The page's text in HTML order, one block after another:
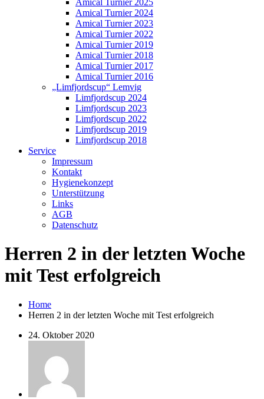
Amical Turnier 2025
Amical Turnier 2024
Amical Turnier 2023
Amical Turnier 2022
Amical Turnier 2019
Amical Turnier 2018
Amical Turnier 2017
Amical Turnier 2016
„Limfjordscup“ Lemvig
Limfjordscup 2024
Limfjordscup 2023
Limfjordscup 2022
Limfjordscup 2019
Limfjordscup 2018
Service
Impressum
Kontakt
Hygienekonzept
Unterstützung
Links
AGB
Datenschutz
Herren 2 in der letzten Woche
mit Test erfolgreich
Home
Herren 2 in der letzten Woche mit Test erfolgreich
24. Oktober 2020